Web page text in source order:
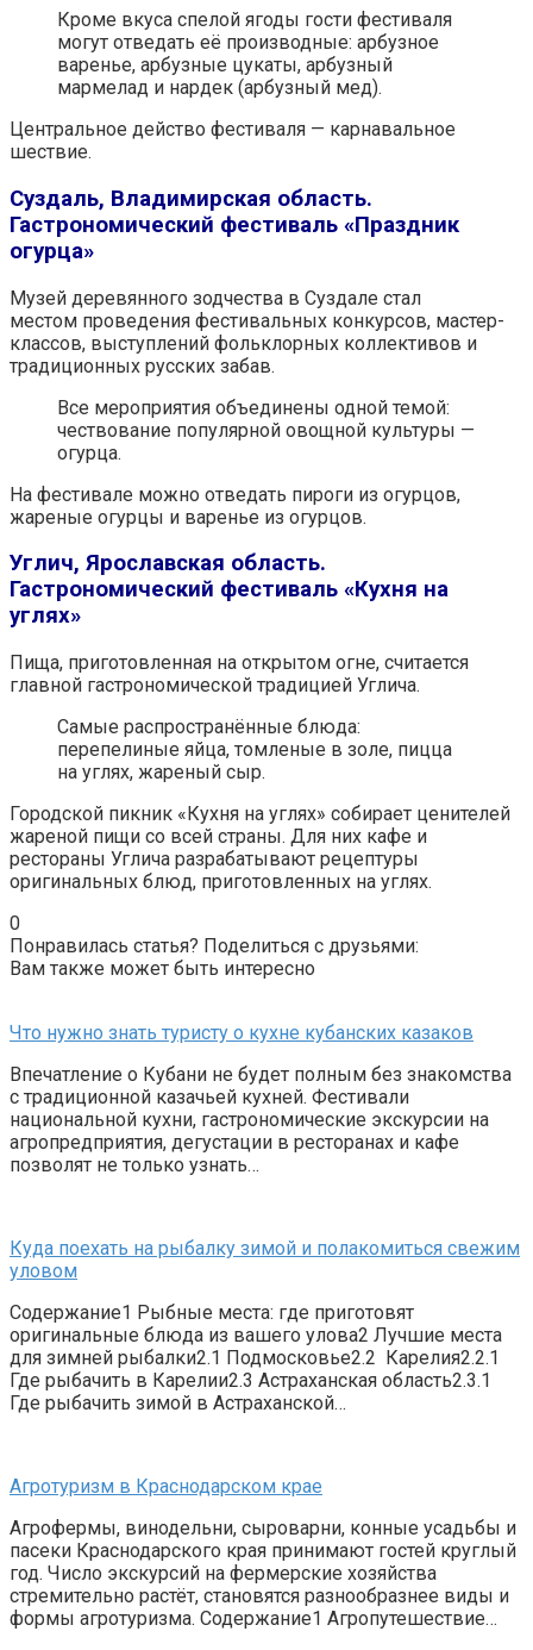
Кроме вкуса спелой ягоды гости фестиваля
могут отведать её производные: арбузное
варенье, арбузные цукаты, арбузный
мармелад и нардек (арбузный мед).
Центральное действо фестиваля — карнавальное
шествие.
Суздаль, Владимирская область.
Гастрономический фестиваль «Праздник
огурца»
Музей деревянного зодчества в Суздале стал
местом проведения фестивальных конкурсов, мастер-
классов, выступлений фольклорных коллективов и
традиционных русских забав.
Все мероприятия объединены одной темой:
чествование популярной овощной культуры —
огурца.
На фестивале можно отведать пироги из огурцов,
жареные огурцы и варенье из огурцов.
Углич, Ярославская область.
Гастрономический фестиваль «Кухня на
углях»
Пища, приготовленная на открытом огне, считается
главной гастрономической традицией Углича.
Самые распространённые блюда:
перепелиные яйца, томленые в золе, пицца
на углях, жареный сыр.
Городской пикник «Кухня на углях» собирает ценителей
жареной пищи со всей страны. Для них кафе и
рестораны Углича разрабатывают рецептуры
оригинальных блюд, приготовленных на углях.
0
Понравилась статья? Поделиться с друзьями:
Вам также может быть интересно
Что нужно знать туристу о кухне кубанских казаков
Впечатление о Кубани не будет полным без знакомства
с традиционной казачьей кухней. Фестивали
национальной кухни, гастрономические экскурсии на
агропредприятия, дегустации в ресторанах и кафе
позволят не только узнать…
Куда поехать на рыбалку зимой и полакомиться свежим
уловом
Содержание1 Рыбные места: где приготовят
оригинальные блюда из вашего улова2 Лучшие места
для зимней рыбалки2.1 Подмосковье2.2 Карелия2.2.1
Где рыбачить в Карелии2.3 Астраханская область2.3.1
Где рыбачить зимой в Астраханской…
Агротуризм в Краснодарском крае
Агрофермы, винодельни, сыроварни, конные усадьбы и
пасеки Краснодарского края принимают гостей круглый
год. Число экскурсий на фермерские хозяйства
стремительно растёт, становятся разнообразнее виды и
формы агротуризма. Содержание1 Агропутешествие…